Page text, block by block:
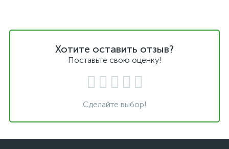
Хотите оставить отзыв?
Поставьте свою оценку!
Сделайте выбор!